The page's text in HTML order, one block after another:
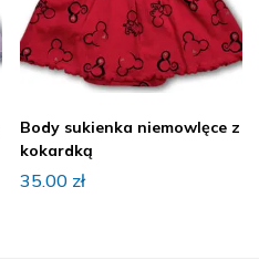
Body sukienka niemowlęce z
kokardką
35.00 zł